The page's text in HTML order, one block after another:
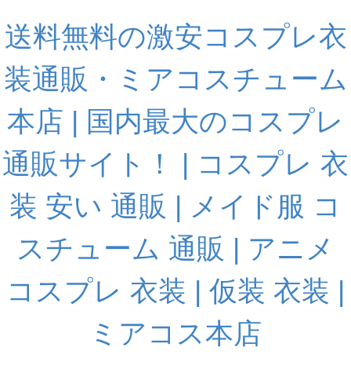
送料無料の激安コスプレ衣
装通販・ミアコスチューム
本店 | 国内最大のコスプレ
通販サイト！ | コスプレ 衣
装 安い 通販 | メイド服 コ
スチューム 通販 | アニメ
コスプレ 衣装 | 仮装 衣装 |
ミアコス本店